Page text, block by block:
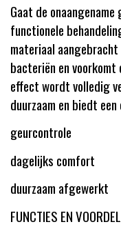
Gaat de
functionele
materiaal
bacteriën en
effect wordt volledig
duurzaam en biedt
geurcontrole
dagelijks comfort
duurzaam afgewerkt
FUNCTIES EN